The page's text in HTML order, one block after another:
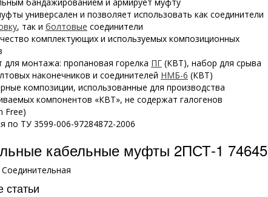
универсален и позволяет использовать как соединители
, так и болтовые соединители
комплектующих и используемых композиционных
для монтажа: пропановая горелка ПГ (КВТ), набор для срыва
наконечников и соединителей НМБ-6 (КВТ)
композиции, использованные для производства
компонентов «КВТ», не содержат галогенов
Free)
по ТУ 3599-006-97284872-2006
кабельные муфты 2ПСТ-1 74645